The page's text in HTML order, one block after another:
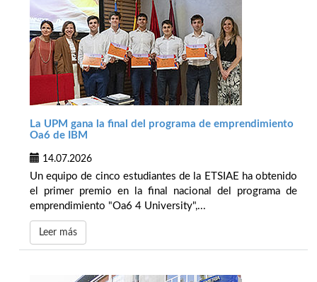
La UPM gana la final del programa de emprendimiento
Oa6 de IBM
14.07.2026
Un equipo de cinco estudiantes de la ETSIAE ha obtenido
el primer premio en la final nacional del programa de
emprendimiento "Oa6 4 University",...
Leer más